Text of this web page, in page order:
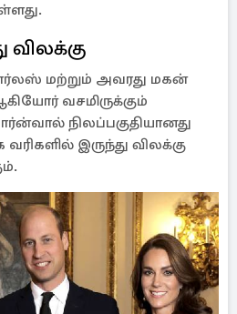
விலக்கு
மற்றும் அவரது மகன்
வசமிருக்கும்
நிலப்பகுதியானது
இருந்து விலக்கு